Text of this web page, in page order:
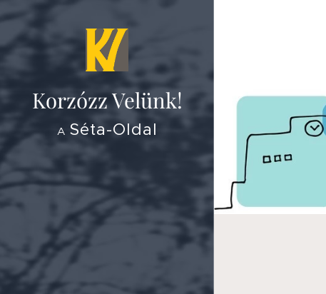
KorzózzVelünk!
A Séta-Oldal